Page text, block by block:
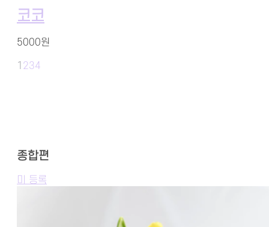
코코
5000원
1 234
종합편
미 등록